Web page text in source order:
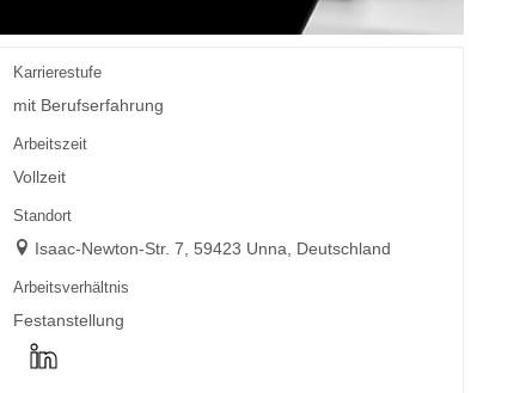
Karrierestufe
mit Berufserfahrung
Arbeitszeit
Vollzeit
Standort
Isaac-Newton-Str. 7, 59423 Unna, Deutschland
Arbeitsverhältnis
Festanstellung